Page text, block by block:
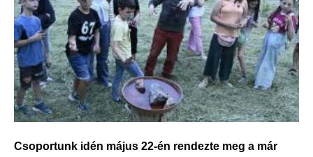
Csoportunk idén május 22-én rendezte meg a már